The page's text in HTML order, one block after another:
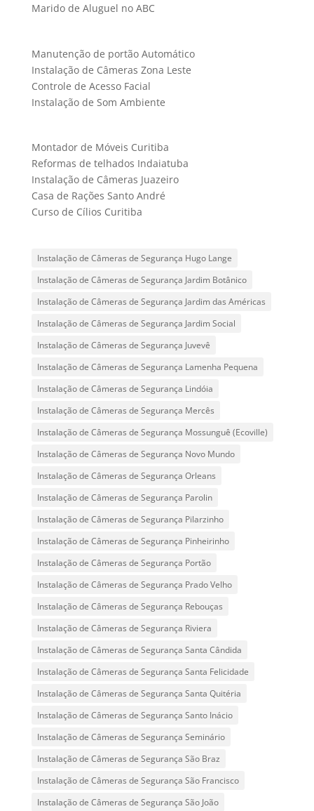
Marido de Aluguel no ABC
Manutenção de portão Automático
Instalação de Câmeras Zona Leste
Controle de Acesso Facial
Instalação de Som Ambiente
Montador de Móveis Curitiba
Reformas de telhados Indaiatuba
Instalação de Câmeras Juazeiro
Casa de Rações Santo André
Curso de Cílios Curitiba
Instalação de Câmeras de Segurança Hugo Lange
Instalação de Câmeras de Segurança Jardim Botânico
Instalação de Câmeras de Segurança Jardim das Américas
Instalação de Câmeras de Segurança Jardim Social
Instalação de Câmeras de Segurança Juvevê
Instalação de Câmeras de Segurança Lamenha Pequena
Instalação de Câmeras de Segurança Lindóia
Instalação de Câmeras de Segurança Mercês
Instalação de Câmeras de Segurança Mossunguê (Ecoville)
Instalação de Câmeras de Segurança Novo Mundo
Instalação de Câmeras de Segurança Orleans
Instalação de Câmeras de Segurança Parolin
Instalação de Câmeras de Segurança Pilarzinho
Instalação de Câmeras de Segurança Pinheirinho
Instalação de Câmeras de Segurança Portão
Instalação de Câmeras de Segurança Prado Velho
Instalação de Câmeras de Segurança Rebouças
Instalação de Câmeras de Segurança Riviera
Instalação de Câmeras de Segurança Santa Cândida
Instalação de Câmeras de Segurança Santa Felicidade
Instalação de Câmeras de Segurança Santa Quitéria
Instalação de Câmeras de Segurança Santo Inácio
Instalação de Câmeras de Segurança Seminário
Instalação de Câmeras de Segurança São Braz
Instalação de Câmeras de Segurança São Francisco
Instalação de Câmeras de Segurança São João